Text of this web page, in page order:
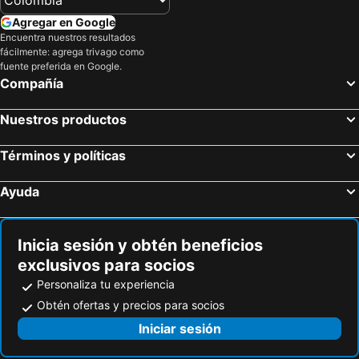
Tirano, Lombardía Hoteles
Lugano, Tessin Hoteles
Bellagio, Lombardía Hoteles
Roma, Lacio Hoteles
Sorrento, Campania Hoteles
Mestre, Véneto Hoteles
Turín, Piamonte Hoteles
Agregar en Google
Encuentra nuestros resultados
fácilmente: agrega trivago como
fuente preferida en Google.
Compañía
Nuestros productos
Términos y políticas
Ayuda
Inicia sesión y obtén beneficios
exclusivos para socios
Personaliza tu experiencia
Obtén ofertas y precios para socios
Iniciar sesión